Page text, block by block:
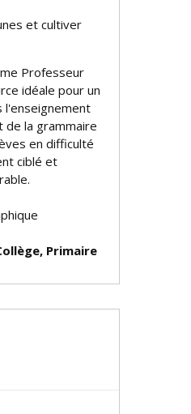
et cultiver
Professeur
idéale pour un
l'enseignement
de la grammaire
en difficulté
ciblé et
Primaire